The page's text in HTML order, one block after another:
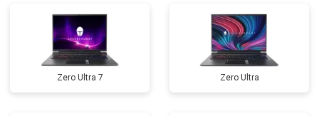
Zero Ultra 7 Zero Ultra